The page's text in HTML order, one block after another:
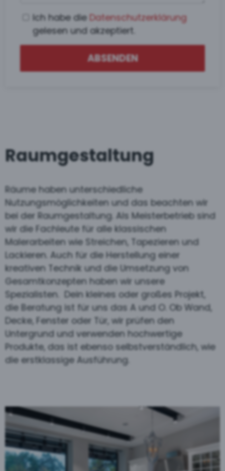
Ich habe die Datenschutzerklärung
gelesen und akzeptiert.
ABSENDEN
Raumgestaltung
Räume haben unterschiedliche
Nutzungsmöglichkeiten und das beachten wir
bei der Raumgestaltung. Als Meisterbetrieb sind
wir die Fachleute für alle klassischen
Malerarbeiten wie Streichen, Tapezieren und
Lackieren. Auch für die Herstellung einer
kreativen Technik und die Umsetzung von
Gesamtkonzepten haben wir unsere
Spezialisten. Dein kleines oder großes Projekt,
die Beratung ist für uns das A und O. Ob Wand,
Decke, Fenster oder Tür, wir prüfen den
Untergrund und verwenden hochwertige
Produkte, das ist ebenso selbstverständlich, wie
die erstklassige Ausführung.